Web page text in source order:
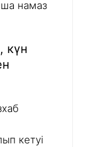
намаз
күн
кетуі